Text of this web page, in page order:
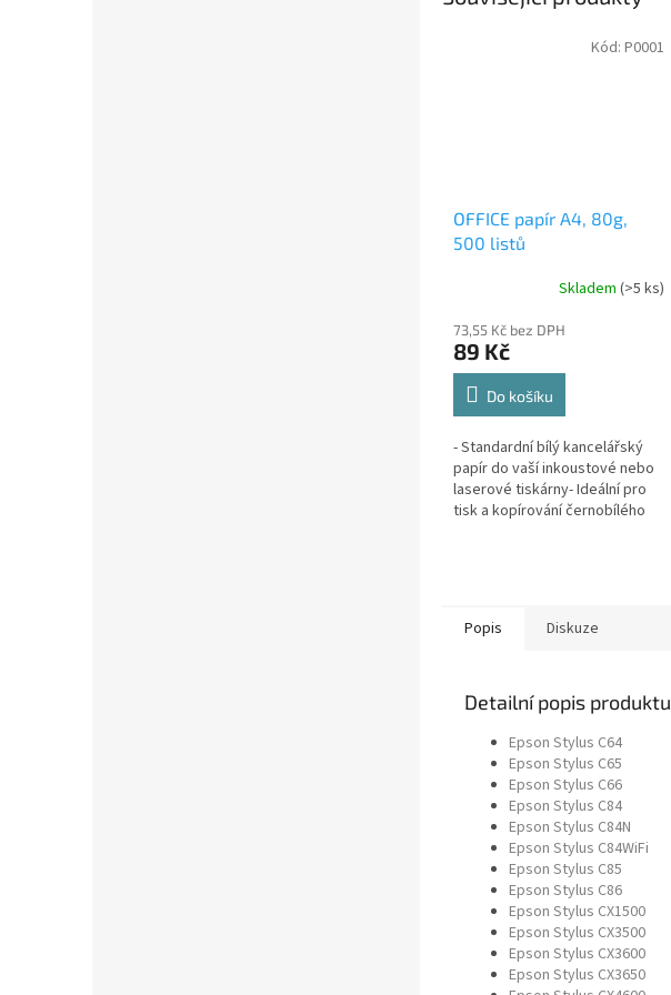
OFFICE papír A4, 80g,
500 listů
Skladem (>5 ks)
73,55 Kč bez DPH
89 Kč
Do košíku
- Standardní bílý kancelářský
papír do vaší inkoustové nebo
laserové tiskárny- Ideální pro
tisk a kopírování černobílého
Kód: P0001
Popis Diskuze
Detailní popis produktu
Epson Stylus C64
Epson Stylus C65
Epson Stylus C66
Epson Stylus C84
Epson Stylus C84N
Epson Stylus C84WiFi
Epson Stylus C85
Epson Stylus C86
Epson Stylus CX1500
Epson Stylus CX3500
Epson Stylus CX3600
Epson Stylus CX3650